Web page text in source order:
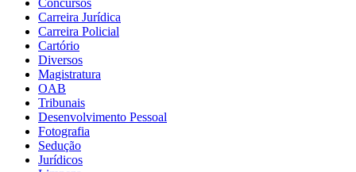
Carreira Jurídica
Carreira Policial
Cartório
Diversos
Magistratura
OAB
Tribunais
Desenvolvimento Pessoal
Fotografia
Sedução
Jurídicos